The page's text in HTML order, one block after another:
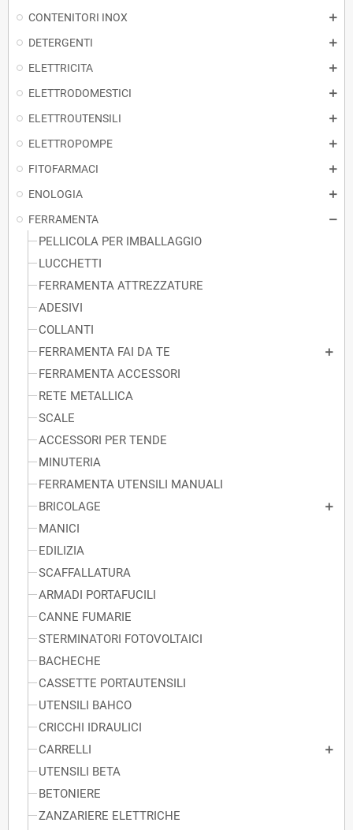
CONTENITORI INOX
DETERGENTI
ELETTRICITA
ELETTRODOMESTICI
ELETTROUTENSILI
ELETTROPOMPE
FITOFARMACI
ENOLOGIA
FERRAMENTA
PELLICOLA PER IMBALLAGGIO
LUCCHETTI
FERRAMENTA ATTREZZATURE
ADESIVI
COLLANTI
FERRAMENTA FAI DA TE
FERRAMENTA ACCESSORI
RETE METALLICA
SCALE
ACCESSORI PER TENDE
MINUTERIA
FERRAMENTA UTENSILI MANUALI
BRICOLAGE
MANICI
EDILIZIA
SCAFFALLATURA
ARMADI PORTAFUCILI
CANNE FUMARIE
STERMINATORI FOTOVOLTAICI
BACHECHE
CASSETTE PORTAUTENSILI
UTENSILI BAHCO
CRICCHI IDRAULICI
CARRELLI
UTENSILI BETA
BETONIERE
ZANZARIERE ELETTRICHE